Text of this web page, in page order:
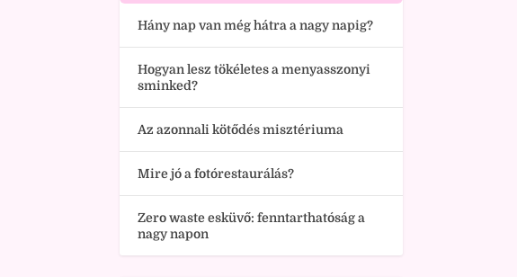
Hány nap van még hátra a nagy napig?
Hogyan lesz tökéletes a menyasszonyi
sminked?
Az azonnali kötődés misztériuma
Mire jó a fotórestaurálás?
Zero waste esküvő: fenntarthatóság a
nagy napon